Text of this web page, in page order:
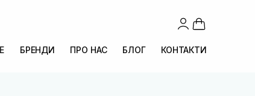
БРЕНДИ ПРО НАС БЛОГ КОНТАКТИ